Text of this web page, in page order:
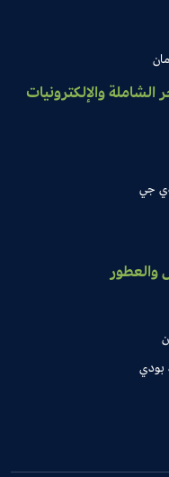
الشاملة والإلكترونيات
جي
والعطور
بودي